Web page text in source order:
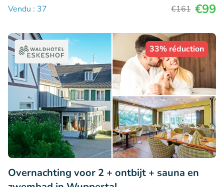
Vendu : 37
€161 €99
33% réduction
Overnachting voor 2 + ontbijt + sauna en